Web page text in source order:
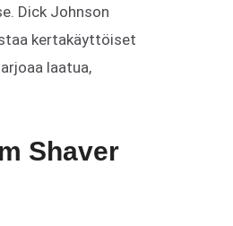
Dick Johnson
kertakäyttöiset
laatua,
Shaver